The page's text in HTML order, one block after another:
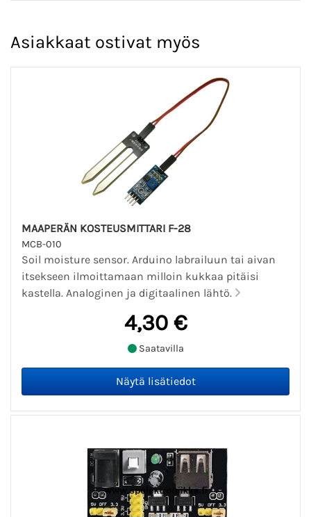
Asiakkaat ostivat myös
MAAPERÄN KOSTEUSMITTARI F-28
MCB-010
Soil moisture sensor. Arduino labrailuun tai aivan
itsekseen ilmoittamaan milloin kukkaa pitäisi
kastella. Analoginen ja digitaalinen lähtö.
4,30 €
Saatavilla